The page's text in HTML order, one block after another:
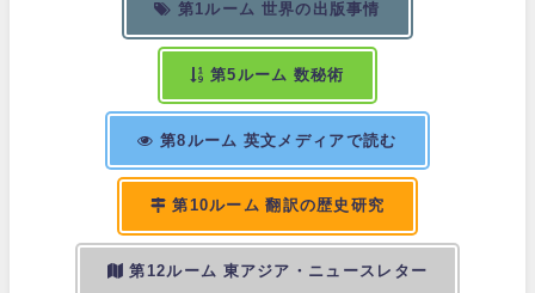
第1ルーム 世界の出版事情
第5ルーム 数秘術
第8ルーム 英文メディアで読む
第10ルーム 翻訳の歴史研究
第12ルーム 東アジア・ニュースレター